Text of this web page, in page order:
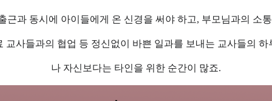
근과 동시에 아이들에게 온 신경을 써야 하고, 부모님과의 소통
교사들과의 협업 등 정신없이 바쁜 일과를 보내는 교사들의 하
나 자신보다는 타인을 위한 순간이 많죠.